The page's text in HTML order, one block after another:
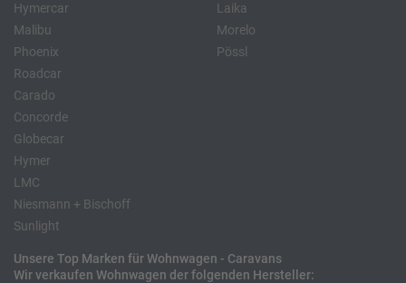
Hymercar
Malibu
Phoenix
Roadcar
Laika
Morelo
Pössl
Carado
Concorde
Globecar
Hymer
LMC
Niesmann + Bischoff
Sunlight
Unsere Top Marken für Wohnwagen - Caravans
Wir verkaufen Wohnwagen der folgenden Hersteller: